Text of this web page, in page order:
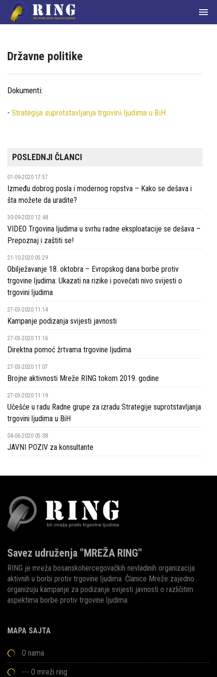

Početna
О
Članice
mreže
Aktuelnosti
Zakoni
i
politike
Publikacije
Prevencija
Kontakti
Državne politike
Dokumenti:
- Strategija suprotstavljanja trgovini ljudima u BiH
POSLEDNJI ČLANCI
01-09-2020 17:57
Između dobrog posla i modernog ropstva – Kako se dešava i
šta možete da uradite?
30-09-2020 12:48
VIDEO Trgovina ljudima u svrhu radne eksploatacije se dešava –
Prepoznaj i zaštiti se!
21-10-2020 05:29
Obilježavanje 18. oktobra – Evropskog dana borbe protiv
trgovine ljudima: Ukazati na rizike i povećati nivo svijesti o
trgovini ljudima
27-03-2020 11:14
Kampanje podizanja svijesti javnosti
27-03-2020 11:16
Direktna pomoć žrtvama trgovine ljudima
27-03-2020 11:07
Brojne aktivnosti Mreže RING tokom 2019. godine
27-03-2020 11:19
Učešće u radu Radne grupe za izradu Strategije suprotstavljanja
trgovini ljudima u BiH
04-06-2020 05:08
JAVNI POZIV za konsultante
Savez udruženja "MREŽA RING"
RING je mreža bosanskohercegovačkih nevladinih organizacija
aktivnih u borbi protiv trgovine ljudima. Članice Mreže zajedno
organizuju kampanje za podizanje svijesti javnosti o različitim
aspektima borbe protiv trgovine ljudima.
MAPA SAJTA
O nama
--- O mreži ring